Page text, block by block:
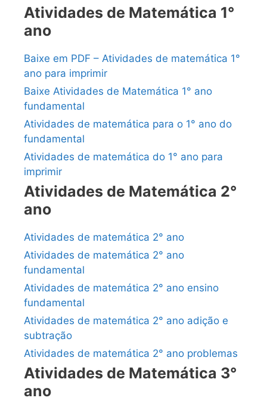
Atividades de Matemática 1°
ano
Baixe em PDF – Atividades de matemática 1°
ano para imprimir
Baixe Atividades de Matemática 1° ano
fundamental
Atividades de matemática para o 1° ano do
fundamental
Atividades de matemática do 1° ano para
imprimir
Atividades de Matemática 2°
ano
Atividades de matemática 2° ano
Atividades de matemática 2° ano
fundamental
Atividades de matemática 2° ano ensino
fundamental
Atividades de matemática 2° ano adição e
subtração
Atividades de matemática 2° ano problemas
Atividades de Matemática 3°
ano